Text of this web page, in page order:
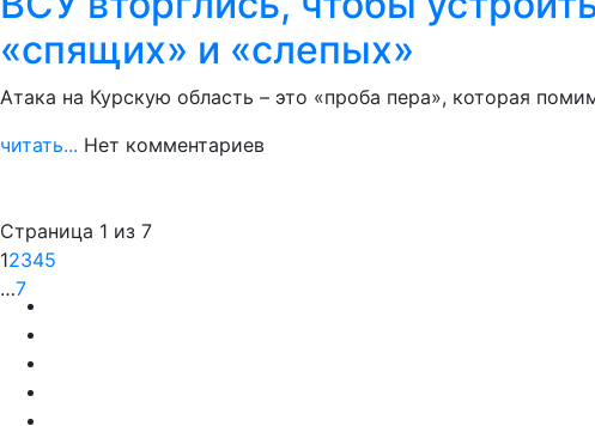
«спящих» и «слепых»
Атака на Курскую область – это «проба пера», которая
читать... Нет комментариев
Страница 1 из 7
12345
…7